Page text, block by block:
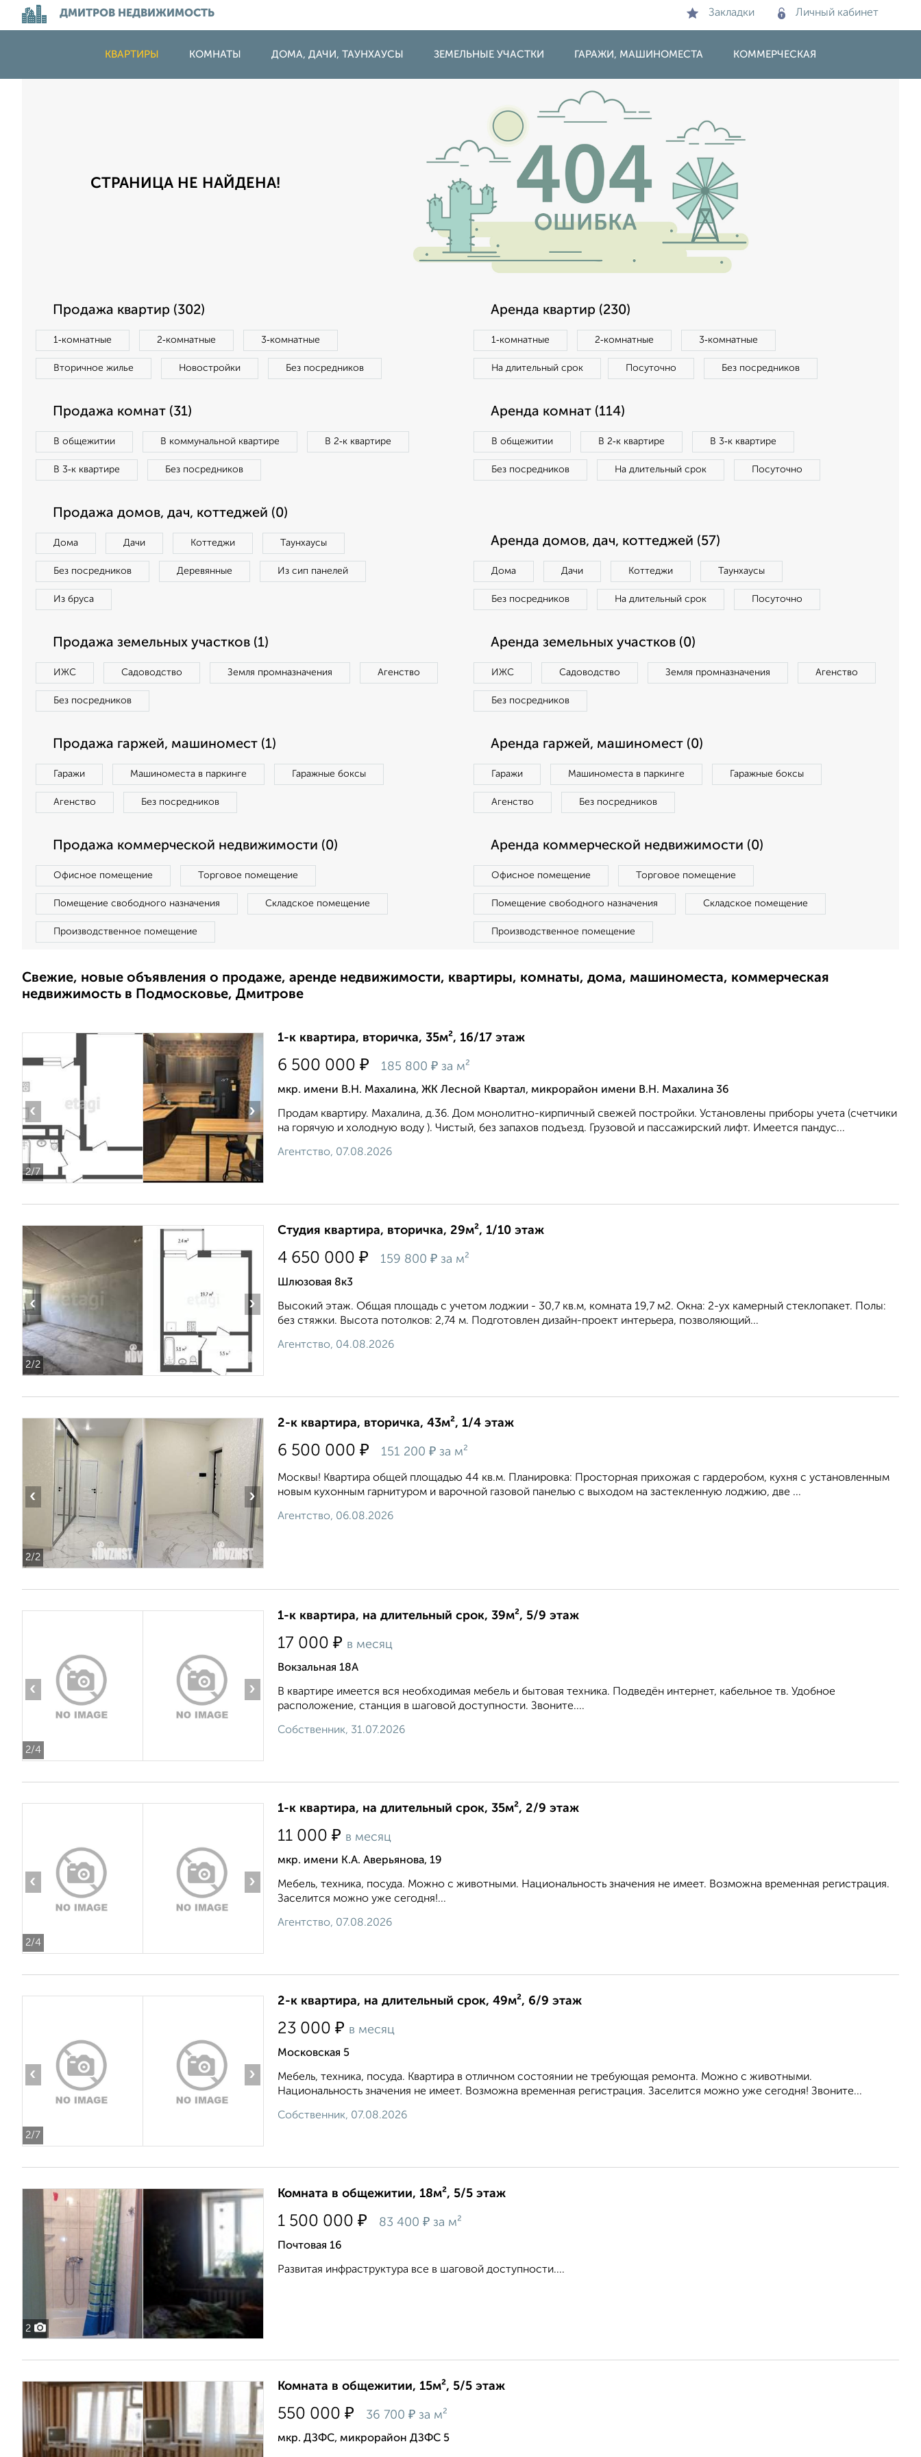
ДМИТРОВ НЕДВИЖИМОСТЬ Закладки Личный кабинет
КВАРТИРЫ КОМНАТЫ ДОМА, ДАЧИ, ТАУНХАУСЫ ЗЕМЕЛЬНЫЕ УЧАСТКИ ГАРАЖИ, МАШИНОМЕСТА КОММЕРЧЕСКАЯ
СТРАНИЦА НЕ НАЙДЕНА!
Продажа квартир (302)
1‑комнатные 2‑комнатные 3‑комнатные
Вторичное жилье Новостройки Без посредников
Аренда квартир (230)
1‑комнатные 2‑комнатные 3‑комнатные
На длительный срок Посуточно Без посредников
Продажа комнат (31)
В общежитии В коммунальной квартире В 2‑к квартире
В 3‑к квартире Без посредников
Аренда комнат (114)
В общежитии В 2‑к квартире В 3‑к квартире
Без посредников На длительный срок Посуточно
Продажа домов, дач, коттеджей (0)
Дома Дачи Коттеджи Таунхаусы
Без посредников Деревянные Из сип панелей
Из бруса
Аренда домов, дач, коттеджей (57)
Дома Дачи Коттеджи Таунхаусы
Без посредников На длительный срок Посуточно
Продажа земельных участков (1)
ИЖС Садоводство Земля промназначения Агенство
Без посредников
Аренда земельных участков (0)
ИЖС Садоводство Земля промназначения Агенство
Без посредников
Продажа гаржей, машиномест (1)
Гаражи Машиноместа в паркинге Гаражные боксы
Агенство Без посредников
Аренда гаржей, машиномест (0)
Гаражи Машиноместа в паркинге Гаражные боксы
Агенство Без посредников
Продажа коммерческой недвижимости (0)
Офисное помещение Торговое помещение
Помещение свободного назначения Складское помещение
Производственное помещение
Аренда коммерческой недвижимости (0)
Офисное помещение Торговое помещение
Помещение свободного назначения Складское помещение
Производственное помещение
Свежие, новые объявления о продаже, аренде недвижимости, квартиры, комнаты, дома, машиноместа, коммерческая
недвижимость в Подмосковье, Дмитрове
2/7
‹ ›
1-к квартира, вторичка, 35м², 16/17 этаж
6 500 000 ₽ 185 800 ₽ за м²
мкр. имени В.Н. Махалина, ЖК Лесной Квартал, микрорайон имени В.Н. Махалина 36
Продам квартиру. Махалина, д.36. Дом монолитно-кирпичный свежей постройки. Установлены приборы учета (счетчики
на горячую и холодную воду ). Чистый, без запахов подъезд. Грузовой и пассажирский лифт. Имеется пандус...
Агентство, 07.08.2026
2/2
‹ ›
Студия квартира, вторичка, 29м², 1/10 этаж
4 650 000 ₽ 159 800 ₽ за м²
Шлюзовая 8к3
Высокий этаж. Общая площадь с учетом лоджии - 30,7 кв.м, комната 19,7 м2. Окна: 2-ух камерный стеклопакет. Полы:
без стяжки. Высота потолков: 2,74 м. Подготовлен дизайн-проект интерьера, позволяющий...
Агентство, 04.08.2026
2/2
‹ ›
2-к квартира, вторичка, 43м², 1/4 этаж
6 500 000 ₽ 151 200 ₽ за м²
Москвы! Квартира общей площадью 44 кв.м. Планировка: Просторная прихожая с гардеробом, кухня с установленным
новым кухонным гарнитуром и варочной газовой панелью с выходом на застекленную лоджию, две ...
Агентство, 06.08.2026
2/4
‹ ›
1-к квартира, на длительный срок, 39м², 5/9 этаж
17 000 ₽ в месяц
Вокзальная 18А
В квартире имеется вся необходимая мебель и бытовая техника. Подведён интернет, кабельное тв. Удобное
расположение, станция в шаговой доступности. Звоните....
Собственник, 31.07.2026
2/4
‹ ›
1-к квартира, на длительный срок, 35м², 2/9 этаж
11 000 ₽ в месяц
мкр. имени К.А. Аверьянова, 19
Мебель, техника, посуда. Можно с животными. Национальность значения не имеет. Возможна временная регистрация.
Заселится можно уже сегодня!...
Агентство, 07.08.2026
2/7
‹ ›
2-к квартира, на длительный срок, 49м², 6/9 этаж
23 000 ₽ в месяц
Московская 5
Мебель, техника, посуда. Квартира в отличном состоянии не требующая ремонта. Можно с животными.
Национальность значения не имеет. Возможна временная регистрация. Заселится можно уже сегодня! Звоните...
Собственник, 07.08.2026
2
Комната в общежитии, 18м², 5/5 этаж
1 500 000 ₽ 83 400 ₽ за м²
Почтовая 16
Развитая инфраструктура все в шаговой доступности....
Комната в общежитии, 15м², 5/5 этаж
550 000 ₽ 36 700 ₽ за м²
мкр. ДЗФС, микрорайон ДЗФС 5